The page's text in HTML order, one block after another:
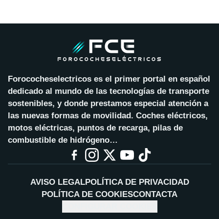
Forococheselectricos es el primer portal en español
dedicado al mundo de las tecnologías de transporte
sostenibles, y donde prestamos especial atención a
las nuevas formas de movilidad. Coches eléctricos,
motos eléctricas, puntos de recarga, pilas de
combustible de hidrógeno…
AVISO LEGALPOLÍTICA DE PRIVACIDAD
POLÍTICA DE COOKIESCONTACTA